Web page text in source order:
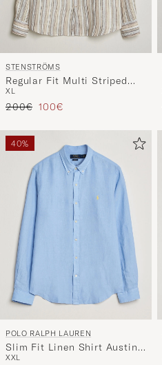
STENSTRÖMS
Regular Fit Multi Striped
Linen Shirt Brown
XL
Regulärer Preis
200€ Reduzierter Preis
100€
40%
POLO RALPH LAUREN
Slim Fit Linen Shirt Austin
Blue
XXL